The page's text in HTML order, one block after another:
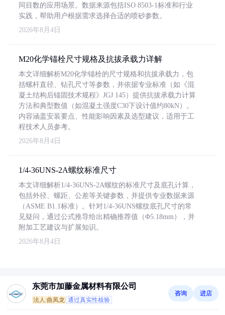
同目数的应用场景。数据来源包括ISO 8503-1标准和行业
实践，帮助用户根据需求选择合适的喷砂参数。
2026年8月4日
M20化学锚栓尺寸规格及抗拔承载力详解
本文详细解析M20化学锚栓的尺寸规格和抗拔承载力，包
括螺杆直径、钻孔尺寸等参数，并依据专业标准（如《混
凝土结构后锚固技术规程》JGJ 145）提供抗拔承载力计算
方法和典型数值（如混凝土强度C30下设计值约80kN）。
内容涵盖安装要点、性能影响因素及选型建议，适用于工
程技术人员参考。
2026年8月4日
1/4-36UNS-2A螺纹标准尺寸
本文详细解析1/4-36UNS-2A螺纹的标准尺寸及底孔计算，
包括外径、螺距、公差等关键参数，并提供专业数据来源
（ASME B1.1标准）。针对1/4-36UNS螺纹底孔尺寸的常
见疑问，通过公式推导给出精确推荐值（Φ5.18mm），并
附加工艺建议与扩展知识。
2026年8月4日
东莞市加藤金属材料有限公司
法人:曲凤龙 通过真实性核验
咨询 进店